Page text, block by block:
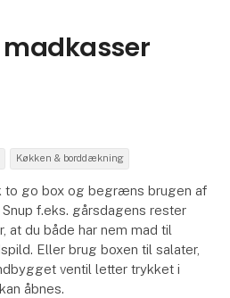
madkasser
Køkken & borddækning
to go box og begræns brugen af
f.eks. gårsdagens rester
du både har nem mad til
Eller brug boxen til salater,
ventil letter trykket i
åbnes.